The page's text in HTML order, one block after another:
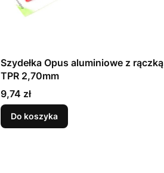
Szydełka Opus aluminiowe z rączką
TPR 2,70mm
Cena
9,74 zł
Do koszyka